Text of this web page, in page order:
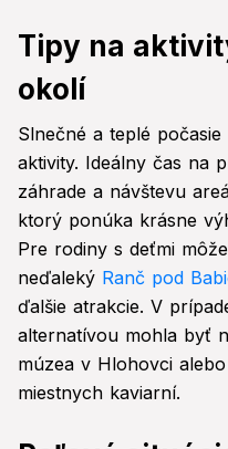
Tipy na
okolí
Slnečné a teplé
aktivity. Ideálny čas na
záhrade a návštevu
ktorý ponúka krásne
Pre rodiny s deťmi
neďaleký Ranč pod
ďalšie atrakcie. V
alternatívou mohla byť
múzea v Hlohovci
miestnych kaviarní.